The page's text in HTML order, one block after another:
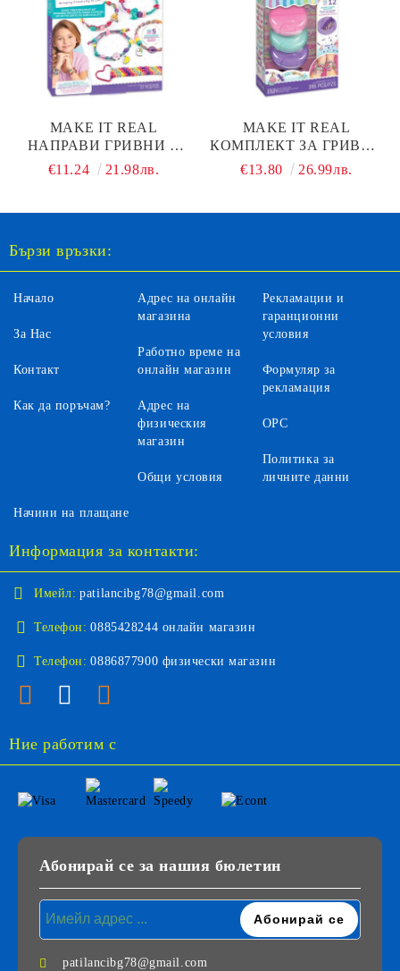
MAKE IT REAL
НАПРАВИ ГРИВНИ С
GOOD VIBES 1316
€11.24 21.98лв.
MAKE IT REAL
КОМПЛЕКТ ЗА ГРИВНИ
MACARON 1718
€13.80 26.99лв.
Бързи връзки:
Начало
За Нас
Контакт
Как да поръчам?
Адрес на онлайн
магазина
Работно време на
онлайн магазин
Адрес на
физическия
магазин
Общи условия
Рекламации и
гаранционни
условия
Формуляр за
рекламация
ОРС
Политика за
личните данни
Начини на плащане
Информация за контакти:
Имейл: patilancibg78@gmail.com
Телефон: 0885428244 онлайн магазин
Телефон: 0886877900 физически магазин
Ние работим с
Абонирай се за нашия бюлетин
patilancibg78@gmail.com